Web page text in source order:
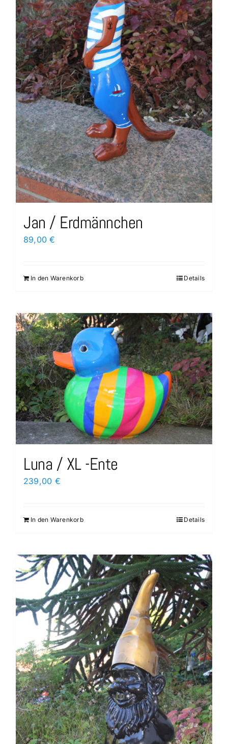
Jan / Erdmännchen
89,00€
In den Warenkorb Details
Luna / XL -Ente
239,00 €
In den Warenkorb Details